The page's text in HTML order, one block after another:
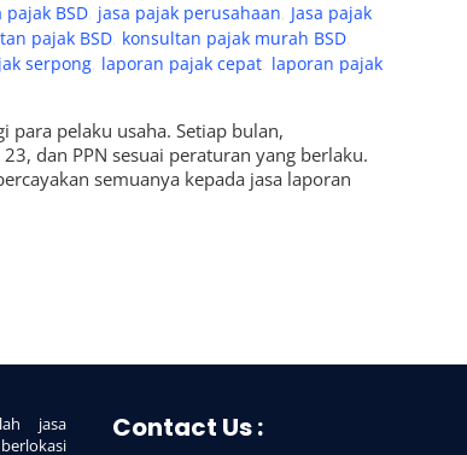
pajak BSD jasa pajak perusahaan Jasa pajak
pajak BSD konsultan pajak murah BSD
serpong laporan pajak cepat laporan pajak
pelaku usaha. Setiap bulan,
dan PPN sesuai peraturan yang berlaku.
semuanya kepada jasa laporan
jasa
Contact Us :